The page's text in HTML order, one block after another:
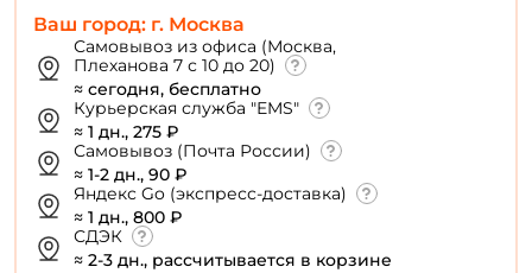
Ваш город: г. Москва
Самовывоз из офиса (Москва,
Плеханова 7 с 10 до 20)
≈ сегодня, бесплатно
Курьерская служба "EMS"
≈ 1 дн., 275 ₽
Самовывоз (Почта России)
≈ 1-2 дн., 90 ₽
Яндекс Go (экспресс-доставка)
≈ 1 дн., 800 ₽
СДЭК
≈ 2-3 дн., рассчитывается в корзине